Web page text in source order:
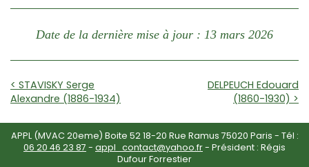
Date de la dernière mise à jour : 13 mars 2026
< STAVISKY Serge
Alexandre (1886-1934)
DELPEUCH Edouard
(1860-1930) >
APPL (MVAC 20eme) Boite 52 18-20 Rue Ramus 75020 Paris - Tél :
06 20 46 23 87 - appl_contact@yahoo.fr- Président : Régis
Dufour Forrestier